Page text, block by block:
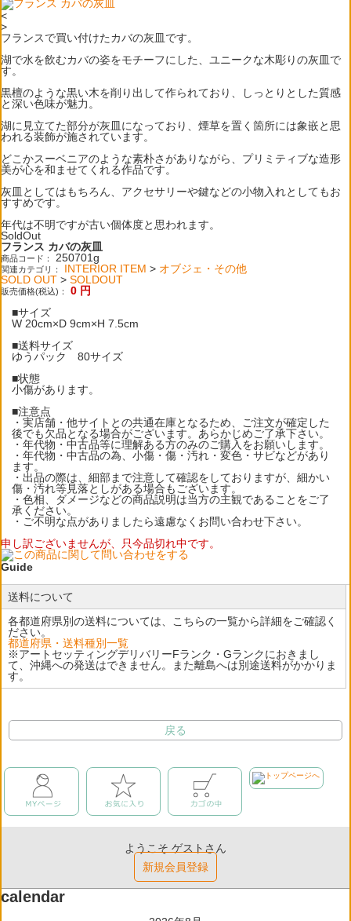
<
>
フランスで買い付けたカバの灰皿です。
湖で水を飲むカバの姿をモチーフにした、ユニークな木彫りの灰皿で
す。
黒檀のような黒い木を削り出して作られており、しっとりとした質感
と深い色味が魅力。
湖に見立てた部分が灰皿になっており、煙草を置く箇所には象嵌と思
われる装飾が施されています。
どこかスーベニアのような素朴さがありながら、プリミティブな造形
美が心を和ませてくれる作品です。
灰皿としてはもちろん、アクセサリーや鍵などの小物入れとしてもお
すすめです。
年代は不明ですが古い個体度と思われます。
SoldOut
フランス カバの灰皿
商品コード： 250701g
関連カテゴリ： INTERIOR ITEM > オブジェ・その他
SOLD OUT > SOLDOUT
販売価格(税込)： 0 円
■サイズ
W 20cm×D 9cm×H 7.5cm
■送料サイズ
ゆうパック 80サイズ
■状態
小傷があります。
■注意点
・実店舗・他サイトとの共通在庫となるため、ご注文が確定した
後でも欠品となる場合がございます。あらかじめご了承下さい。
・年代物・中古品等に理解ある方のみのご購入をお願いします。
・年代物・中古品の為、小傷・傷・汚れ・変色・サビなどがあり
ます。
・出品の際は、細部まで注意して確認をしておりますが、細かい
傷・汚れ等見落としがある場合もございます。
・色相、ダメージなどの商品説明は当方の主観であることをご了
承ください。
・ご不明な点がありましたら遠慮なくお問い合わせ下さい。
申し訳ございませんが、只今品切れ中です。
Guide
送料について
各都道府県別の送料については、こちらの一覧から詳細をご確認く
ださい。
都道府県・送料種別一覧
※アートセッティングデリバリーFランク・Gランクにおきまし
て、沖縄への発送はできません。また離島へは別途送料がかかりま
す。
戻る
ようこそ ゲストさん
新規会員登録
calendar